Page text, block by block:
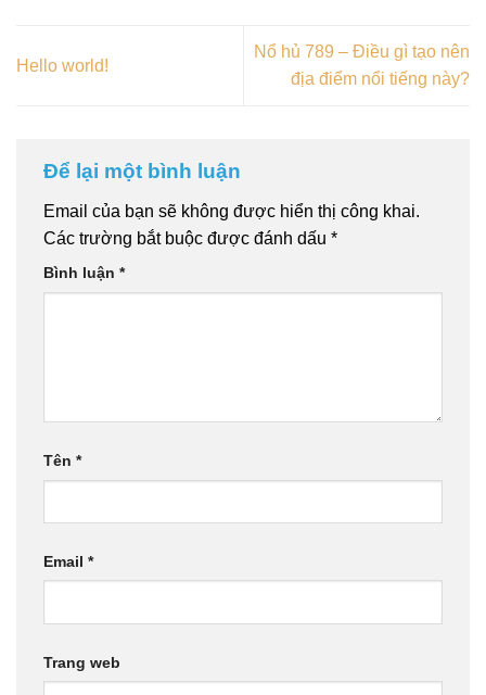
Hello world!
Nổ hủ 789 – Điều gì tạo nên
địa điểm nổi tiếng này?
Để lại một bình luận
Email của bạn sẽ không được hiển thị công khai.
Các trường bắt buộc được đánh dấu *
Bình luận *
Tên *
Email *
Trang web